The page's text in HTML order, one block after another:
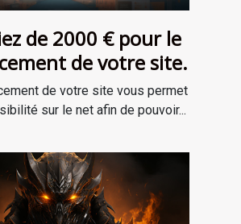
de 2000 € pour le
de votre site.
de votre site vous permet
sur le net afin de pouvoir...